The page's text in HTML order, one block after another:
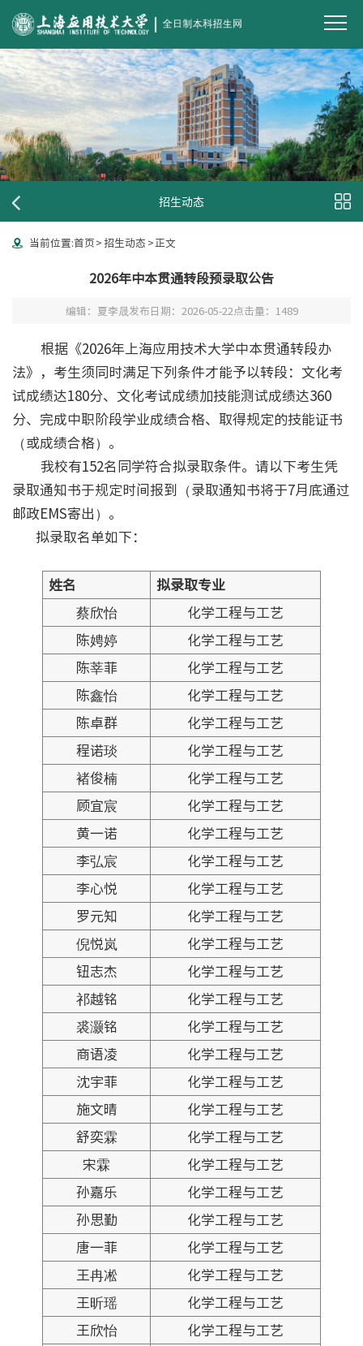
招生动态
当前位置:首页> 招生动态 >正文
2026年中本贯通转段预录取公告
编辑：夏李晟发布日期：2026-05-22点击量： 1489
根据《2026年上海应用技术大学中本贯通转段办
法》，考生须同时满足下列条件才能予以转段：文化考
试成绩达180分、文化考试成绩加技能测试成绩达360
分、完成中职阶段学业成绩合格、取得规定的技能证书
（或成绩合格）。
我校有152名同学符合拟录取条件。请以下考生凭
录取通知书于规定时间报到（录取通知书将于7月底通过
邮政EMS寄出）。
拟录取名单如下：
姓名
拟录取专业
蔡欣怡
化学工程与工艺
陈娉婷
化学工程与工艺
陈莘菲
化学工程与工艺
陈鑫怡
化学工程与工艺
陈卓群
化学工程与工艺
程诺琰
化学工程与工艺
褚俊楠
化学工程与工艺
顾宜宸
化学工程与工艺
黄一诺
化学工程与工艺
李弘宸
化学工程与工艺
李心悦
化学工程与工艺
罗元知
化学工程与工艺
倪悦岚
化学工程与工艺
钮志杰
化学工程与工艺
祁越铭
化学工程与工艺
裘灏铭
化学工程与工艺
商语凌
化学工程与工艺
沈宇菲
化学工程与工艺
施文晴
化学工程与工艺
舒奕霖
化学工程与工艺
宋霖
化学工程与工艺
孙嘉乐
化学工程与工艺
孙思勤
化学工程与工艺
唐一菲
化学工程与工艺
王冉凇
化学工程与工艺
王昕瑶
化学工程与工艺
王欣怡
化学工程与工艺